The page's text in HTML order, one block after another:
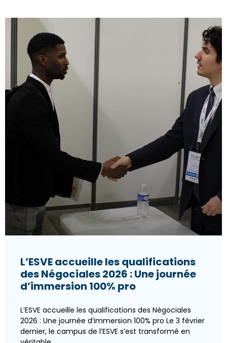
L’ESVE accueille les qualifications
des Négociales 2026 : Une journée
d’immersion 100% pro
L’ESVE accueille les qualifications des Négociales
2026 : Une journée d’immersion 100% pro Le 3 février
dernier, le campus de l’ESVE s’est transformé en